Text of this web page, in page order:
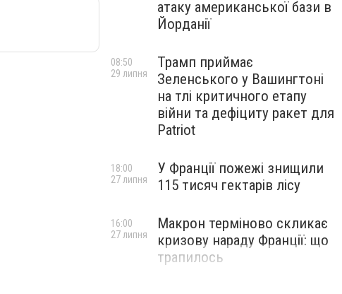
атаку американської бази в
Йорданії
Трамп приймає
Зеленського у Вашингтоні
на тлі критичного етапу
війни та дефіциту ракет для
Patriot
08:50
29 липня
У Франції пожежі знищили
115 тисяч гектарів лісу
18:00
27 липня
Макрон терміново скликає
кризову нараду Франції: що
трапилось
16:00
27 липня